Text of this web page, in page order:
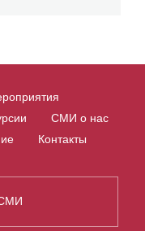
СМИ о нас
Контакты